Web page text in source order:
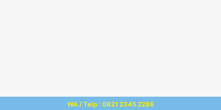
WA / Telp : 0821 2345 2286